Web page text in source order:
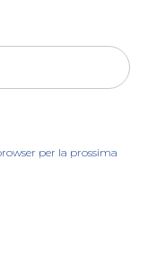
per la prossima